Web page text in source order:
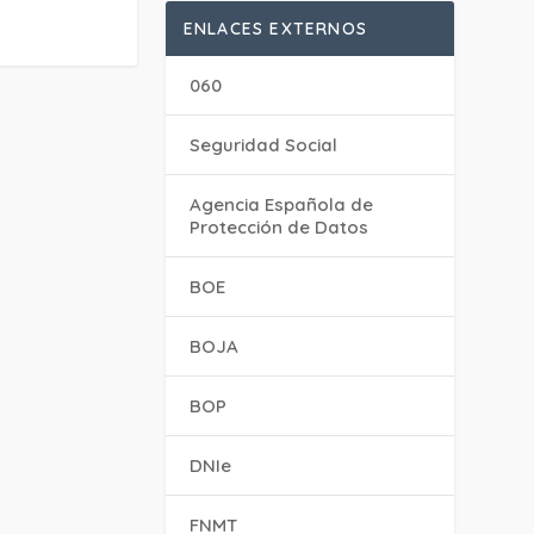
ENLACES EXTERNOS
060
Seguridad Social
Agencia Española de
Protección de Datos
BOE
BOJA
BOP
DNIe
FNMT